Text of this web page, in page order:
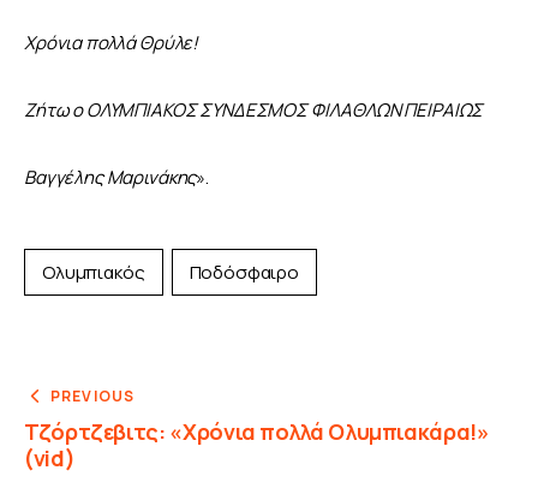
Χρόνια πολλά Θρύλε!
Ζήτω ο ΟΛΥΜΠΙΑΚΟΣ ΣΥΝΔΕΣΜΟΣ ΦΙΛΑΘΛΩΝ ΠΕΙΡΑΙΩΣ
Βαγγέλης Μαρινάκης».
Ολυμπιακός Ποδόσφαιρο
PREVIOUS
Τζόρτζεβιτς: «Χρόνια πολλά Ολυμπιακάρα!»
(vid)